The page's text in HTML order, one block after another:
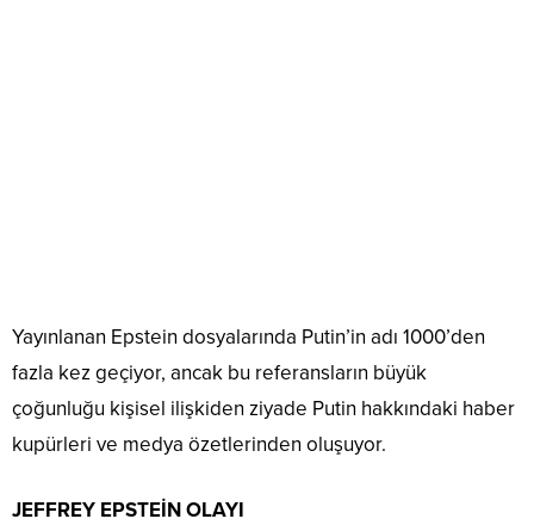
Yayınlanan Epstein dosyalarında Putin’in adı 1000’den
fazla kez geçiyor, ancak bu referansların büyük
çoğunluğu kişisel ilişkiden ziyade Putin hakkındaki haber
kupürleri ve medya özetlerinden oluşuyor.
JEFFREY EPSTEİN OLAYI